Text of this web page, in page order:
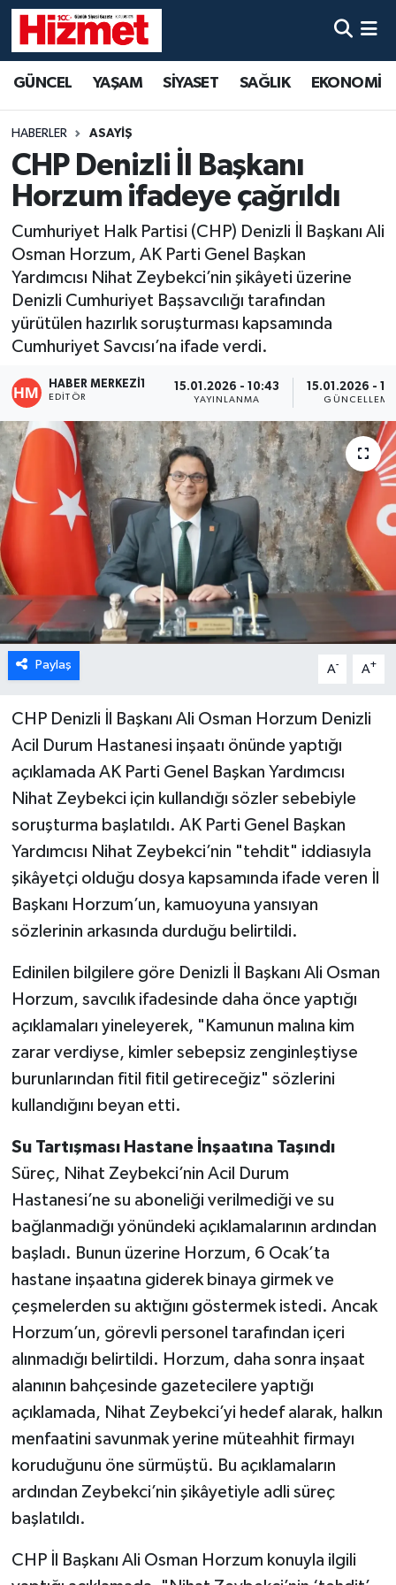
GÜNCEL YAŞAM SİYASET SAĞLIK EKONOMİ
HABERLER ASAYİŞ
CHP Denizli İl Başkanı
Horzum ifadeye çağrıldı
Cumhuriyet Halk Partisi (CHP) Denizli İl Başkanı Ali
Osman Horzum, AK Parti Genel Başkan
Yardımcısı Nihat Zeybekci’nin şikâyeti üzerine
Denizli Cumhuriyet Başsavcılığı tarafından
yürütülen hazırlık soruşturması kapsamında
Cumhuriyet Savcısı’na ifade verdi.
HABER MERKEZI1
EDITÖR
15.01.2026 - 10:43
YAYINLANMA
15.01.2026 -
GÜNCELLEME
Paylaş A- A+
CHP Denizli İl Başkanı Ali Osman Horzum Denizli
Acil Durum Hastanesi inşaatı önünde yaptığı
açıklamada AK Parti Genel Başkan Yardımcısı
Nihat Zeybekci için kullandığı sözler sebebiyle
soruşturma başlatıldı. AK Parti Genel Başkan
Yardımcısı Nihat Zeybekci’nin "tehdit" iddiasıyla
şikâyetçi olduğu dosya kapsamında ifade veren İl
Başkanı Horzum’un, kamuoyuna yansıyan
sözlerinin arkasında durduğu belirtildi.
Edinilen bilgilere göre Denizli İl Başkanı Ali Osman
Horzum, savcılık ifadesinde daha önce yaptığı
açıklamaları yineleyerek, "Kamunun malına kim
zarar verdiyse, kimler sebepsiz zenginleştiyse
burunlarından fitil fitil getireceğiz" sözlerini
kullandığını beyan etti.
Su Tartışması Hastane İnşaatına Taşındı
Süreç, Nihat Zeybekci’nin Acil Durum
Hastanesi’ne su aboneliği verilmediği ve su
bağlanmadığı yönündeki açıklamalarının ardından
başladı. Bunun üzerine Horzum, 6 Ocak’ta
hastane inşaatına giderek binaya girmek ve
çeşmelerden su aktığını göstermek istedi. Ancak
Horzum’un, görevli personel tarafından içeri
alınmadığı belirtildi. Horzum, daha sonra inşaat
alanının bahçesinde gazetecilere yaptığı
açıklamada, Nihat Zeybekci’yi hedef alarak, halkın
menfaatini savunmak yerine müteahhit firmayı
koruduğunu öne sürmüştü. Bu açıklamaların
ardından Zeybekci’nin şikâyetiyle adli süreç
başlatıldı.
CHP İl Başkanı Ali Osman Horzum konuyla ilgili
YAŞAM
SİYASET
SAĞLIK
EKONOMİ
KÜLTÜR SANAT
SPOR
MAGAZİN
ÖZEL HABER
DTO
RESMİ REKLAM
Denizli Hava Durumu
Denizli Trafik Yoğunluk Haritası
Süper Lig Puan Durumu ve Fikstür
Tüm Manşetler
Son Dakika Haberleri
Haber Arşivi